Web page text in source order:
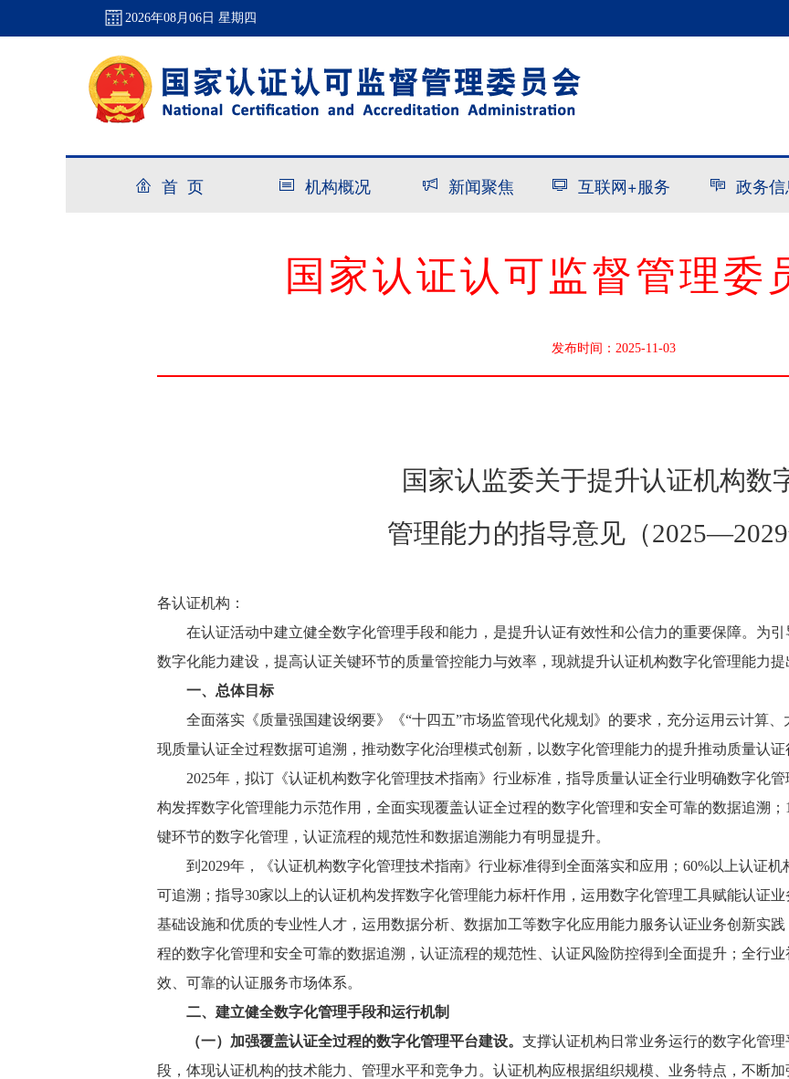
2026年08月06日 星期四
首 页 机构概况 新闻聚焦 互联网+服务 政务信
国家认证认可监督管理委
发布时间：2025-11-03
国家认监委关于提升认证机构数
管理能力的指导意见（2025—2029
各认证机构：
在认证活动中建立健全数字化管理手段和能力，是提升认证有效性和公信力的重要保障。为
数字化能力建设，提高认证关键环节的质量管控能力与效率，现就提升认证机构数字化管理能力提
一、总体目标
全面落实《质量强国建设纲要》《“十四五”市场监管现代化规划》的要求，充分运用云计算
现质量认证全过程数据可追溯，推动数字化治理模式创新，以数字化管理能力的提升推动质量认证
2025年，拟订《认证机构数字化管理技术指南》行业标准，指导质量认证全行业明确数字化
构发挥数字化管理能力示范作用，全面实现覆盖认证全过程的数字化管理和安全可靠的数据追溯
键环节的数字化管理，认证流程的规范性和数据追溯能力有明显提升。
到2029年，《认证机构数字化管理技术指南》行业标准得到全面落实和应用；60%以上认证
可追溯；指导30家以上的认证机构发挥数字化管理能力标杆作用，运用数字化管理工具赋能认证
基础设施和优质的专业性人才，运用数据分析、数据加工等数字化应用能力服务认证业务创新实
程的数字化管理和安全可靠的数据追溯，认证流程的规范性、认证风险防控得到全面提升；全行
效、可靠的认证服务市场体系。
二、建立健全数字化管理手段和运行机制
（一）加强覆盖认证全过程的数字化管理平台建设。 支撑认证机构日常业务运行的数字化管
段，体现认证机构的技术能力、管理水平和竞争力。认证机构应根据组织规模、业务特点，不断